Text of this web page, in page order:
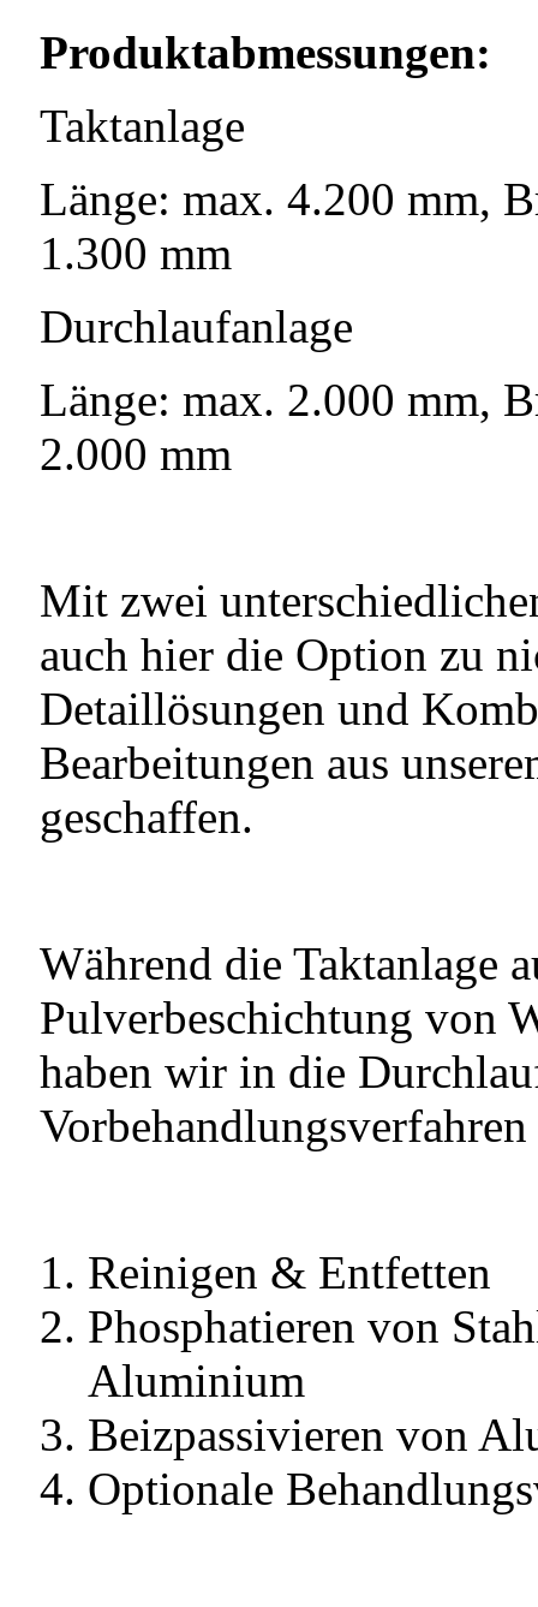
Produktabmessungen:
Taktanlage
Länge: max. 4.200 mm,
1.300 mm
Durchlaufanlage
Länge: max. 2.000 mm,
2.000 mm
Mit zwei
auch hier die Option zu
Detaillösungen und
Bearbeitungen aus
geschaffen.
Während die Taktanlage
Pulverbeschichtung von
haben wir in die
Reinigen & Entfetten
Phosphatieren von
Aluminium
Beizpassivieren von
Optionale